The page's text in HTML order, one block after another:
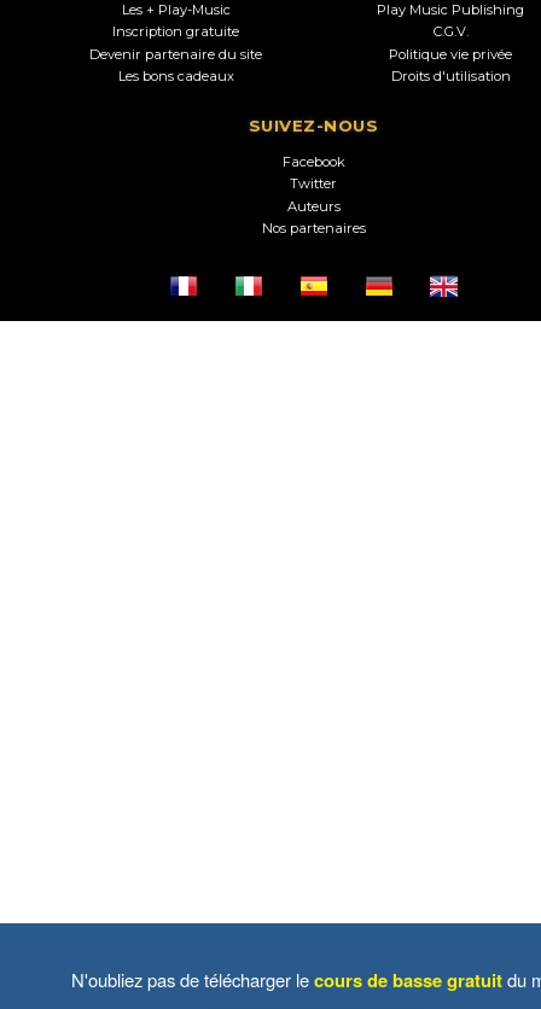
Les + Play-Music
Inscription gratuite
Devenir partenaire du site
Les bons cadeaux
Play Music Publishing
C.G.V.
Politique vie privée
Droits d'utilisation
SUIVEZ-NOUS
Facebook
Twitter
Auteurs
Nos partenaires
N'oubliez pas de télécharger lecours de basse gratuitdu